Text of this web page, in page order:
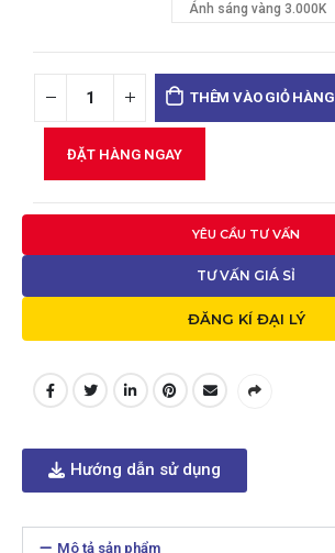
Ánh sáng vàng 3.000K
THÊM VÀO GIỎ HÀNG
ĐẶT HÀNG NGAY
YÊU CẦU TƯ VẤN
TƯ VẤN GIÁ SỈ
ĐĂNG KÍ ĐẠI LÝ
Hướng dẫn sử dụng
Mô tả sản phẩm